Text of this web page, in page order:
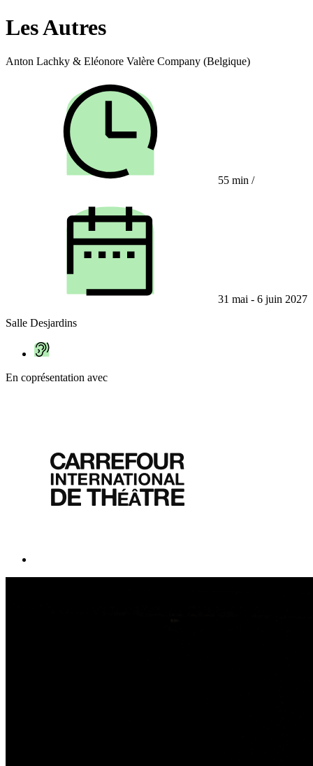
Les Autres
Anton Lachky & Eléonore Valère Company (Belgique)
55 min /
31 mai - 6 juin 2027
Salle Desjardins
En coprésentation avec